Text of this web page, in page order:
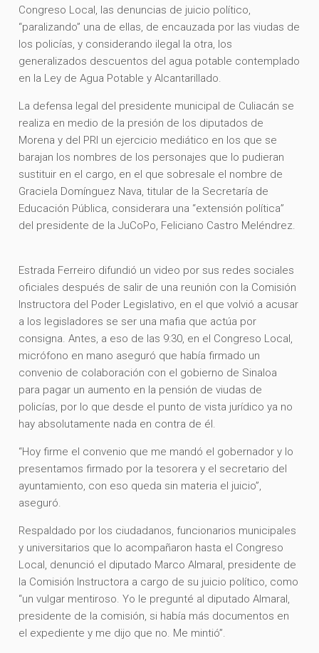
Congreso Local, las denuncias de juicio político,
“paralizando” una de ellas, de encauzada por las viudas de
los policías, y considerando ilegal la otra, los
generalizados descuentos del agua potable contemplado
en la Ley de Agua Potable y Alcantarillado.
La defensa legal del presidente municipal de Culiacán se
realiza en medio de la presión de los diputados de
Morena y del PRI un ejercicio mediático en los que se
barajan los nombres de los personajes que lo pudieran
sustituir en el cargo, en el que sobresale el nombre de
Graciela Domínguez Nava, titular de la Secretaría de
Educación Pública, considerara una “extensión política”
del presidente de la JuCoPo, Feliciano Castro Meléndrez.
Estrada Ferreiro difundió un video por sus redes sociales
oficiales después de salir de una reunión con la Comisión
Instructora del Poder Legislativo, en el que volvió a acusar
a los legisladores se ser una mafia que actúa por
consigna. Antes, a eso de las 9:30, en el Congreso Local,
micrófono en mano aseguró que había firmado un
convenio de colaboración con el gobierno de Sinaloa
para pagar un aumento en la pensión de viudas de
policías, por lo que desde el punto de vista jurídico ya no
hay absolutamente nada en contra de él.
“Hoy firme el convenio que me mandó el gobernador y lo
presentamos firmado por la tesorera y el secretario del
ayuntamiento, con eso queda sin materia el juicio”,
aseguró.
Respaldado por los ciudadanos, funcionarios municipales
y universitarios que lo acompañaron hasta el Congreso
Local, denunció el diputado Marco Almaral, presidente de
la Comisión Instructora a cargo de su juicio político, como
“un vulgar mentiroso. Yo le pregunté al diputado Almaral,
presidente de la comisión, si había más documentos en
el expediente y me dijo que no. Me mintió”.